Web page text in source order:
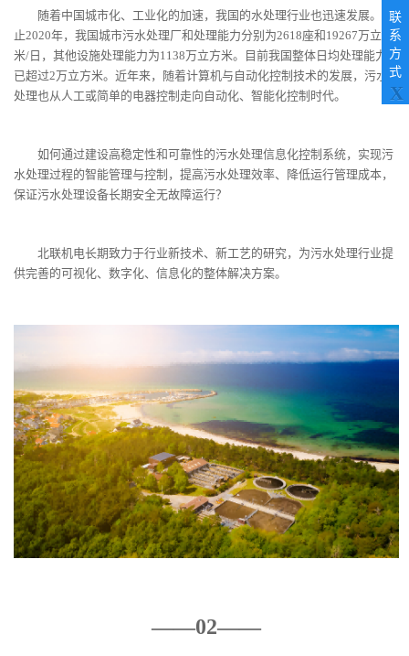
search
result.
Touch
device
users
can
swipe
gestures.
随着中国城市化、工业化的加速，我国的水处理行业也迅速发展。截
止2020年，我国城市污水处理厂和处理能力分别为2618座和19267万立方
米/日，其他设施处理能力为1138万立方米。目前我国整体日均处理能力
已超过2万立方米。近年来，随着计算机与自动化控制技术的发展，污水
处理也从人工或简单的电器控制走向自动化、智能化控制时代。
如何通过建设高稳定性和可靠性的污水处理信息化控制系统，实现污
水处理过程的智能管理与控制，提高污水处理效率、降低运行管理成本，
保证污水处理设备长期安全无故障运行？
北联机电长期致力于行业新技术、新工艺的研究，为污水处理行业提
供完善的可视化、数字化、信息化的整体解决方案。
——02——
联
系
方
式
X